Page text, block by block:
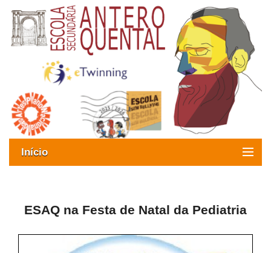
Início
Oferta formativa
ESAQ na Festa de Natal da Pediatria